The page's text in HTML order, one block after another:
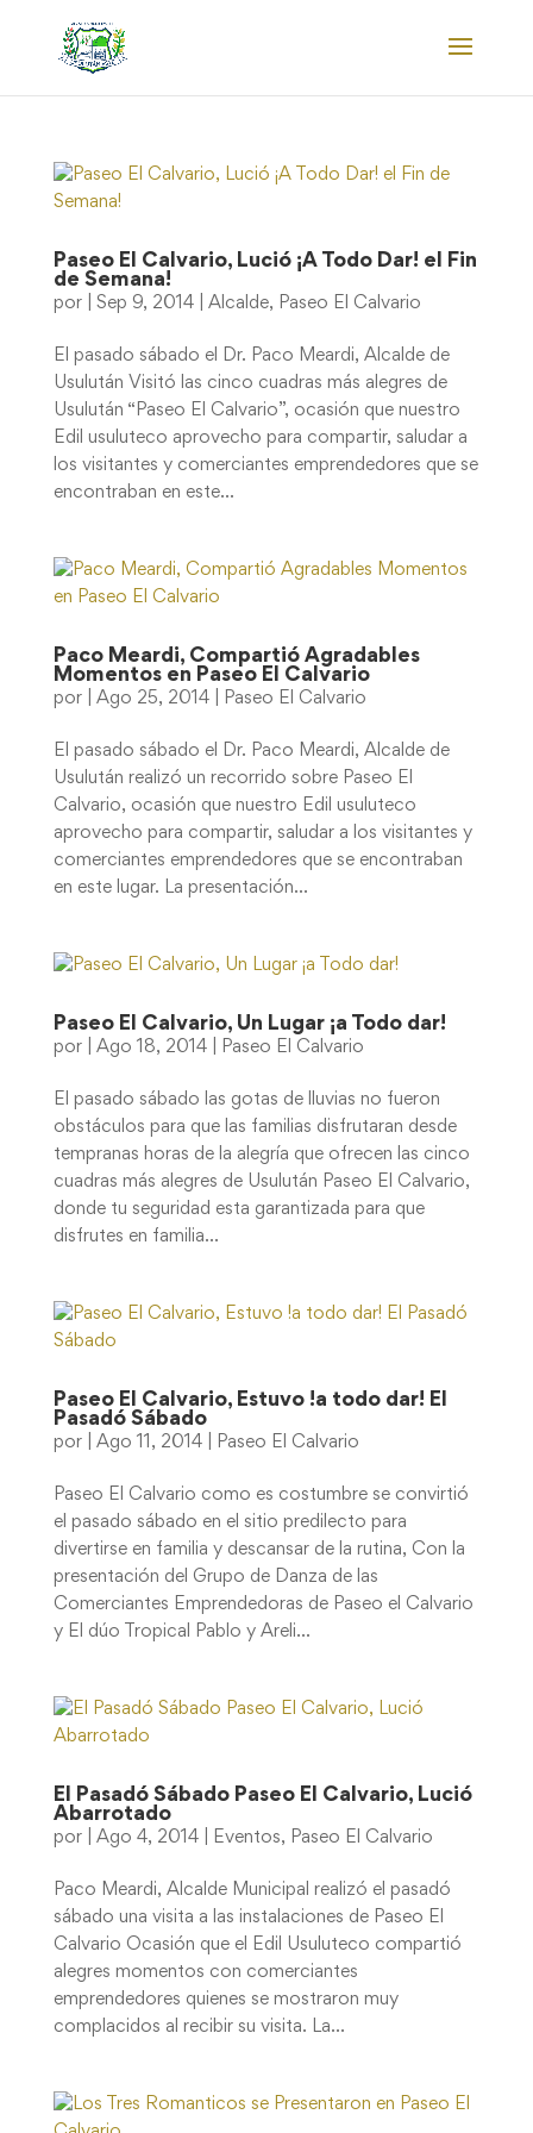
Paseo El Calvario, Lució ¡A Todo Dar! el Fin
de Semana!
por Sep 9, 2014| Alcalde, Paseo El Calvario
El pasado sábado el Dr. Paco Meardi, Alcalde de
Usulután Visitó las cinco cuadras más alegres de
Usulután “Paseo El Calvario”, ocasión que nuestro
Edil usuluteco aprovecho para compartir, saludar a
los visitantes y comerciantes emprendedores que se
encontraban en este...
Paco Meardi, Compartió Agradables
Momentos en Paseo El Calvario
por Ago 25, 2014| Paseo El Calvario
El pasado sábado el Dr. Paco Meardi, Alcalde de
Usulután realizó un recorrido sobre Paseo El
Calvario, ocasión que nuestro Edil usuluteco
aprovecho para compartir, saludar a los visitantes y
comerciantes emprendedores que se encontraban
en este lugar. La presentación...
Paseo El Calvario, Un Lugar ¡a Todo dar!
por Ago 18, 2014| Paseo El Calvario
El pasado sábado las gotas de lluvias no fueron
obstáculos para que las familias disfrutaran desde
tempranas horas de la alegría que ofrecen las cinco
cuadras más alegres de Usulután Paseo El Calvario,
donde tu seguridad esta garantizada para que
disfrutes en familia...
Paseo El Calvario, Estuvo !a todo dar! El
Pasadó Sábado
por Ago 11, 2014| Paseo El Calvario
Paseo El Calvario como es costumbre se convirtió
el pasado sábado en el sitio predilecto para
divertirse en familia y descansar de la rutina, Con la
presentación del Grupo de Danza de las
Comerciantes Emprendedoras de Paseo el Calvario
y El dúo Tropical Pablo y Areli...
El Pasadó Sábado Paseo El Calvario, Lució
Abarrotado
por Ago 4, 2014| Eventos, Paseo El Calvario
Paco Meardi, Alcalde Municipal realizó el pasadó
sábado una visita a las instalaciones de Paseo El
Calvario Ocasión que el Edil Usuluteco compartió
alegres momentos con comerciantes
emprendedores quienes se mostraron muy
complacidos al recibir su visita. La...